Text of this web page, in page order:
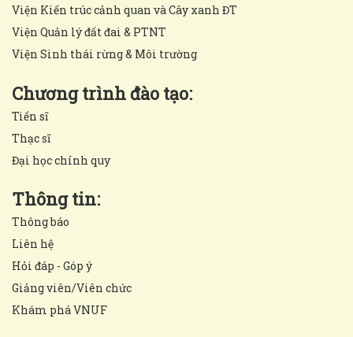
Viện Kiến trúc cảnh quan và Cây xanh ĐT
Viện Quản lý đất đai & PTNT
Viện Sinh thái rừng & Môi trường
Chương trình đào tạo:
Tiến sĩ
Thạc sĩ
Đại học chính quy
Thông tin:
Thông báo
Liên hệ
Hỏi đáp - Góp ý
Giảng viên/Viên chức
Khám phá VNUF